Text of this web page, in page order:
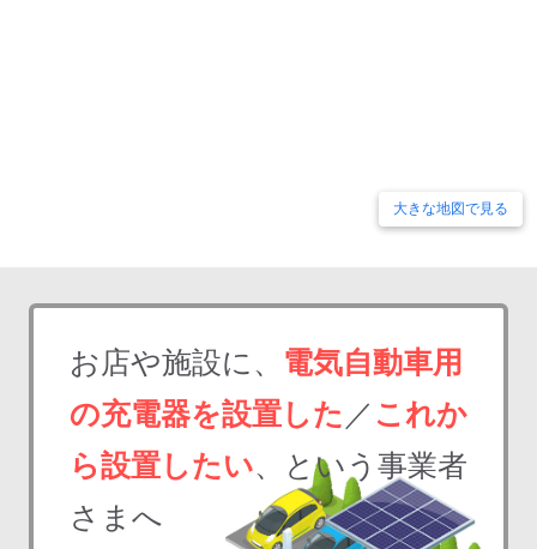
大きな地図で見る
お店や施設に、 電気自動車用
の充電器を設置した ／ これか
ら設置したい、という事業者
さまへ